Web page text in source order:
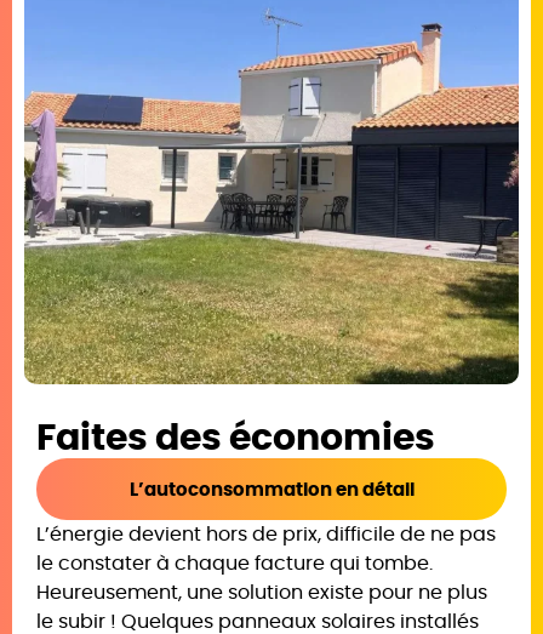
Faites des économies
L’énergie devient hors de prix, difficile de ne pas
le constater à chaque facture qui tombe.
Heureusement, une solution existe pour ne plus
le subir ! Quelques panneaux solaires installés
L’autoconsommation en détail